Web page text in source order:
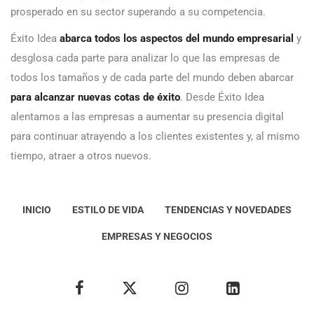
prosperado en su sector superando a su competencia.
Éxito Idea abarca todos los aspectos del mundo empresarial y
desglosa cada parte para analizar lo que las empresas de
todos los tamaños y de cada parte del mundo deben abarcar
para alcanzar nuevas cotas de éxito. Desde Éxito Idea
alentamos a las empresas a aumentar su presencia digital
para continuar atrayendo a los clientes existentes y, al mismo
tiempo, atraer a otros nuevos.
INICIO ESTILO DE VIDA TENDENCIAS Y NOVEDADES
EMPRESAS Y NEGOCIOS